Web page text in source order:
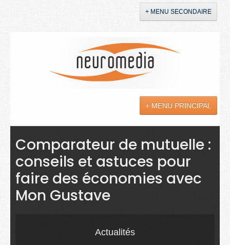
+ MENU SECONDAIRE
+ MENU PRINCIPAL
Actualités
Sciences
Maladies
Soins
Comparateur de mutuelle :
conseils et astuces pour
faire des économies avec
Mon Gustave
Actualités